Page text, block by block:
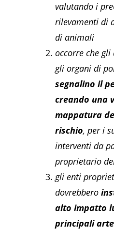
valutando i
rilevamenti di
di animali
occorre che
gli organi di
segnalino il
creando una
mappatura
rischio, per i
interventi da
proprietario
gli enti
dovrebbero
alto impatto
principali